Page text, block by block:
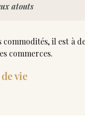
atouts
commodités, il est à
commerces.
vie